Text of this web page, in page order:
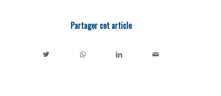
Partager cet article